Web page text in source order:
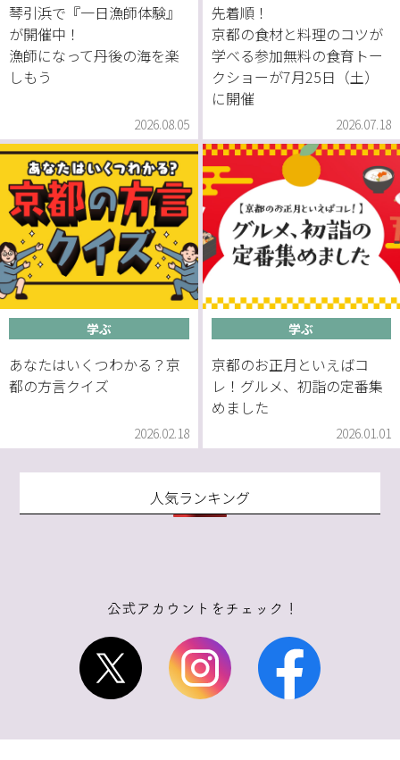
琴引浜で『一日漁師体験』
が開催中！
漁師になって丹後の海を楽
しもう
2026.08.05
先着順！
京都の食材と料理のコツが
学べる参加無料の食育トー
クショーが7月25日（土）
に開催
2026.07.18
学ぶ
あなたはいくつわかる？京
都の方言クイズ
2026.02.18
学ぶ
京都のお正月といえばコ
レ！グルメ、初詣の定番集
めました
2026.01.01
人気ランキング